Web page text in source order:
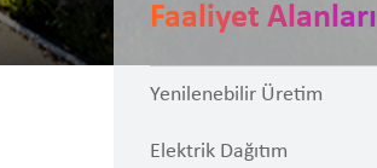
Faaliyet Alanları
Yenilenebilir Üretim
Elektrik Dağıtım